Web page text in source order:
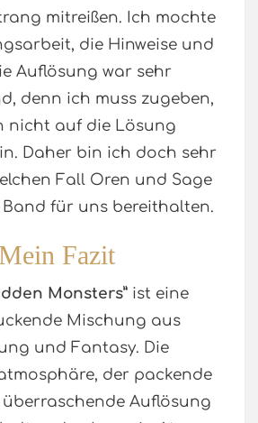
mitreißen. Ich mochte
die Hinweise und
Auflösung war sehr
denn ich muss zugeben,
nicht auf die Lösung
Daher bin ich doch sehr
Fall Oren und Sage
für uns bereithalten.
Mein Fazit
Monsters” ist eine
Mischung aus
und Fantasy. Die
der packende
Auflösung